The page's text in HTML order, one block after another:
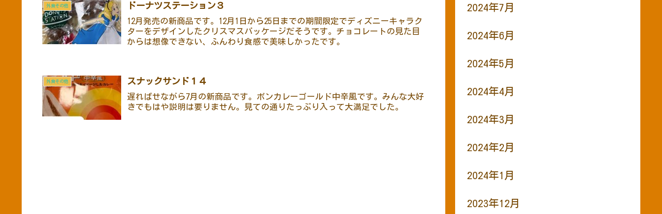
外食その他 ドーナツステーション３
12月発売の新商品です。12月1日から25日までの期間限定でディズニーキャラク
ターをデザインしたクリスマスパッケージだそうです。チョコレートの見た目
からは想像できない、ふんわり食感で美味しかったです。
外食その他 スナックサンド１４
遅ればせながら7月の新商品です。ボンカレーゴールド中辛風です。みんな大好
きでもはや説明は要りません。見ての通りたっぷり入って大満足でした。
2024年7月
2024年6月
2024年5月
2024年4月
2024年3月
2024年2月
2024年1月
2023年12月